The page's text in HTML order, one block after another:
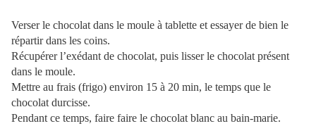
Verser le chocolat dans le moule à tablette et essayer de bien le
répartir dans les coins.
Récupérer l’exédant de chocolat, puis lisser le chocolat présent
dans le moule.
Mettre au frais (frigo) environ 15 à 20 min, le temps que le
chocolat durcisse.
Pendant ce temps, faire faire le chocolat blanc au bain-marie.